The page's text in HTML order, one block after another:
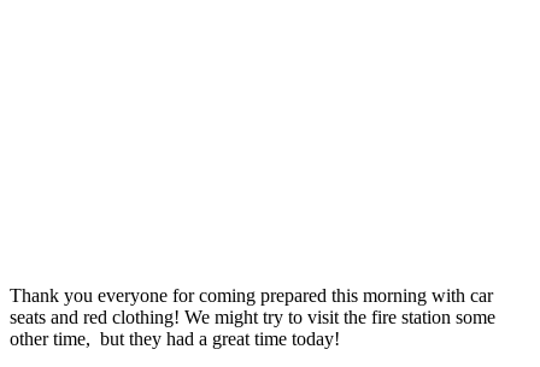
Thank you everyone for coming prepared this morning with car
seats and red clothing! We might try to visit the fire station some
other time, but they had a great time today!